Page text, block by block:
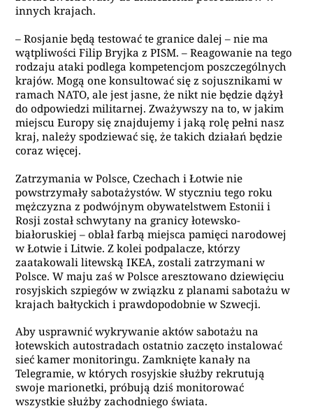
innych krajach.
– Rosjanie będą testować te granice dalej – nie ma
wątpliwości Filip Bryjka z PISM. – Reagowanie na tego
rodzaju ataki podlega kompetencjom poszczególnych
krajów. Mogą one konsultować się z sojusznikami w
ramach NATO, ale jest jasne, że nikt nie będzie dążył
do odpowiedzi militarnej. Zważywszy na to, w jakim
miejscu Europy się znajdujemy i jaką rolę pełni nasz
kraj, należy spodziewać się, że takich działań będzie
coraz więcej.
Zatrzymania w Polsce, Czechach i Łotwie nie
powstrzymały sabotażystów. W styczniu tego roku
mężczyzna z podwójnym obywatelstwem Estonii i
Rosji został schwytany na granicy łotewsko-
białoruskiej – oblał farbą miejsca pamięci narodowej
w Łotwie i Litwie. Z kolei podpalacze, którzy
zaatakowali litewską IKEA, zostali zatrzymani w
Polsce. W maju zaś w Polsce aresztowano dziewięciu
rosyjskich szpiegów w związku z planami sabotażu w
krajach bałtyckich i prawdopodobnie w Szwecji.
Aby usprawnić wykrywanie aktów sabotażu na
łotewskich autostradach ostatnio zaczęto instalować
sieć kamer monitoringu. Zamknięte kanały na
Telegramie, w których rosyjskie służby rekrutują
swoje marionetki, próbują dziś monitorować
wszystkie służby zachodniego świata.